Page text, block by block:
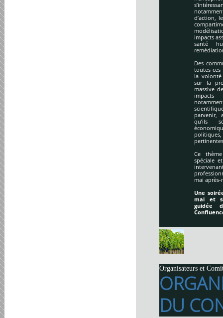
d’action,
impacts
santé
Des
toutes ces
la
sur la
massive
parvenir,
qu’ils
Ce
spéciale
mai
Une
mai et
guidée
Organisateurs et
DU